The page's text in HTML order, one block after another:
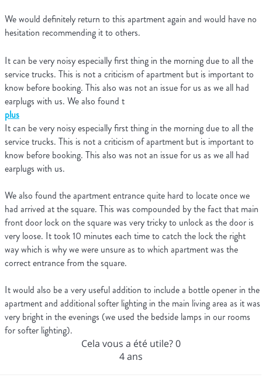
We would definitely return to this apartment again and would have no
hesitation recommending it to others.
It can be very noisy especially first thing in the morning due to all the
service trucks. This is not a criticism of apartment but is important to
know before booking. This also was not an issue for us as we all had
earplugs with us. We also found t
plus
It can be very noisy especially first thing in the morning due to all the
service trucks. This is not a criticism of apartment but is important to
know before booking. This also was not an issue for us as we all had
earplugs with us.
We also found the apartment entrance quite hard to locate once we
had arrived at the square. This was compounded by the fact that main
front door lock on the square was very tricky to unlock as the door is
very loose. It took 10 minutes each time to catch the lock the right
way which is why we were unsure as to which apartment was the
correct entrance from the square.
It would also be a very useful addition to include a bottle opener in the
apartment and additional softer lighting in the main living area as it was
very bright in the evenings (we used the bedside lamps in our rooms
for softer lighting).
Cela vous a été utile?0
4 ans